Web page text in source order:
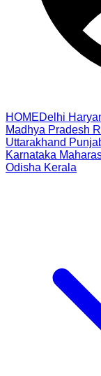
HOMEDelhi
Madhya Pradesh
Uttarakhand
Karnataka
Odisha Kerala